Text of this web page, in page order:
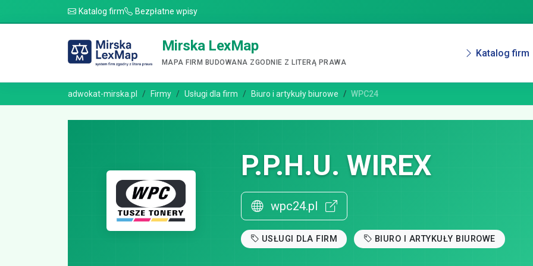
Katalog firm Bezpłatne wpisy
Mirska LexMap
MAPA FIRM BUDOWANA ZGODNIE Z LITERĄ PRAWA
Katalog firm
adwokat-mirska.pl Firmy Usługi dla firm Biuro i artykuły biurowe WPC24
P.P.H.U. WIREX
wpc24.pl
USŁUGI DLA FIRM BIURO I ARTYKUŁY BIUROWE